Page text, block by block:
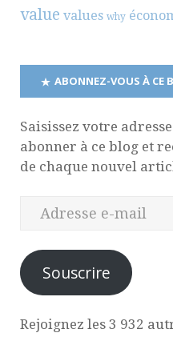
value values why
ABONNEZ-VOUS À CE
Saisissez votre
abonner à ce blog et
de chaque nouvel
Souscrire
Rejoignez les 3 932